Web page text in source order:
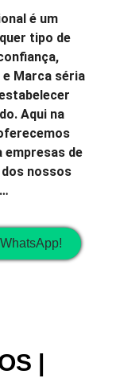
é um
tipo de
e Marca séria
Aqui na
empresas de
nossos
|